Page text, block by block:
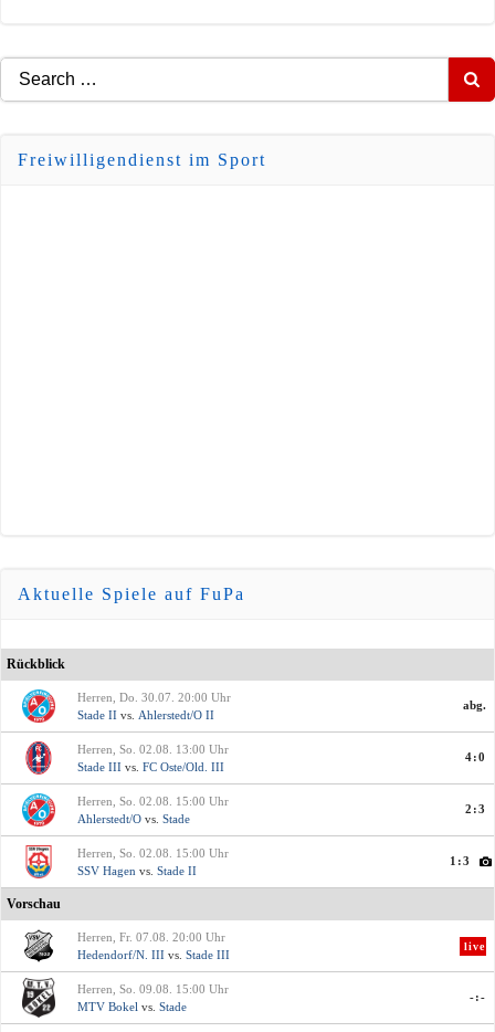
Search
for:
Freiwilligendienst im Sport
Aktuelle Spiele auf FuPa
Rückblick
Herren, Do. 30.07. 20:00 Uhr
Stade II vs. Ahlerstedt/O II
abg.
Herren, So. 02.08. 13:00 Uhr
Stade III vs. FC Oste/Old. III
4:0
Herren, So. 02.08. 15:00 Uhr
Ahlerstedt/O vs. Stade
2:3
Herren, So. 02.08. 15:00 Uhr
SSV Hagen vs. Stade II
1:3
Vorschau
Herren, Fr. 07.08. 20:00 Uhr
Hedendorf/N. III vs. Stade III
live
Herren, So. 09.08. 15:00 Uhr
MTV Bokel vs. Stade
-:-